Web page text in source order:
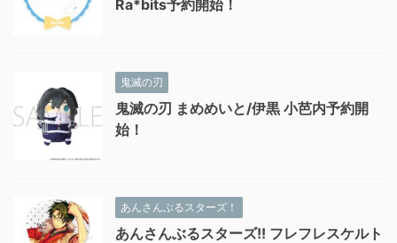
Ra*bits予約開始！
鬼滅の刃
鬼滅の刃 まめめいと/伊黒 小芭内予約開
始！
あんさんぶるスターズ！
あんさんぶるスターズ!! フレフレスケルト